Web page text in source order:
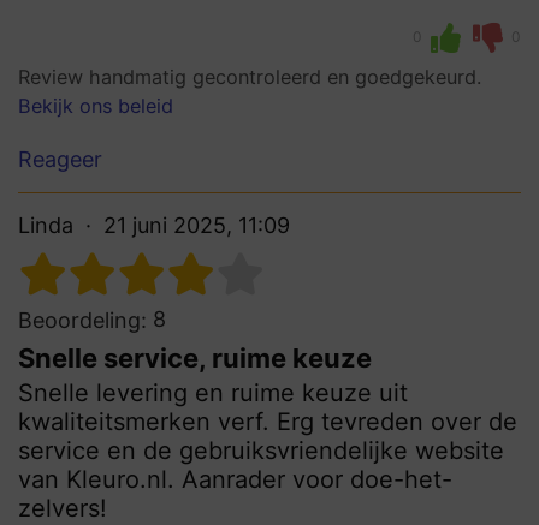
0 0
Review handmatig gecontroleerd en goedgekeurd.
Bekijk ons beleid
Reageer
Linda 21 juni 2025, 11:09
Beoordeling: 8
Snelle service, ruime keuze
Snelle levering en ruime keuze uit
kwaliteitsmerken verf. Erg tevreden over de
service en de gebruiksvriendelijke website
van Kleuro.nl. Aanrader voor doe-het-
zelvers!